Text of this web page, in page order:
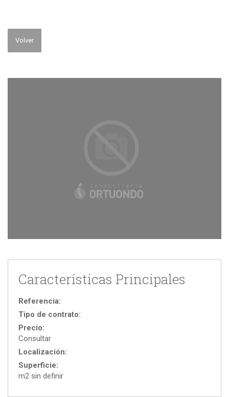
Volver
Características Principales
Referencia:
Tipo de contrato:
Precio:
Consultar
Localización:
Superficie:
m2 sin definir